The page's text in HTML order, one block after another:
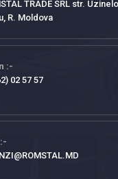
TRADE SRL str.
R. Moldova
02 57 57